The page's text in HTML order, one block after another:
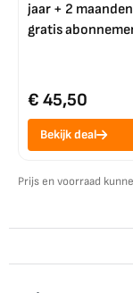
jaar + 2 maanden
gratis
€ 45,50
Bekijk deal
Prijs en voorraad